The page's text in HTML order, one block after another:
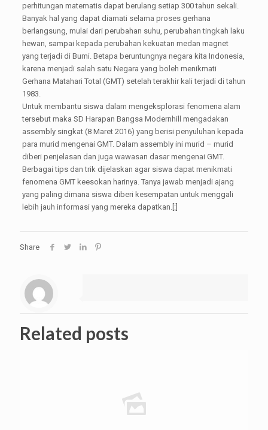
perhitungan matematis dapat berulang setiap 300 tahun sekali.
Banyak hal yang dapat diamati selama proses gerhana
berlangsung, mulai dari perubahan suhu, perubahan tingkah laku
hewan, sampai kepada perubahan kekuatan medan magnet
yang terjadi di Bumi. Betapa beruntungnya negara kita Indonesia,
karena menjadi salah satu Negara yang boleh menikmati
Gerhana Matahari Total (GMT) setelah terakhir kali terjadi di tahun
1983.
Untuk membantu siswa dalam mengeksplorasi fenomena alam
tersebut maka SD Harapan Bangsa Modernhill mengadakan
assembly singkat (8 Maret 2016) yang berisi penyuluhan kepada
para murid mengenai GMT. Dalam assembly ini murid – murid
diberi penjelasan dan juga wawasan dasar mengenai GMT.
Berbagai tips dan trik dijelaskan agar siswa dapat menikmati
fenomena GMT keesokan harinya. Tanya jawab menjadi ajang
yang paling dimana siswa diberi kesempatan untuk menggali
lebih jauh informasi yang mereka dapatkan.[:]
Share
Related posts